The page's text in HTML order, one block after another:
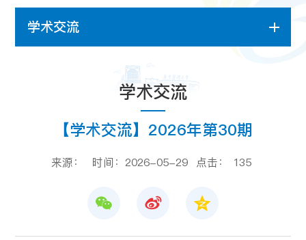
学术交流
学术交流
【学术交流】2026年第30期
来源： 时间：2026-05-29 点击： 135